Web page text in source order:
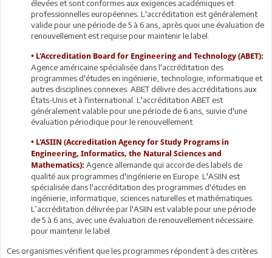
élevées et sont conformes aux exigences académiques et
professionnelles européennes. L'accréditation est généralement
valide pour une période de 5 à 6 ans, après quoi une évaluation de
renouvellement est requise pour maintenir le label.
• L'Accreditation Board for Engineering and Technology (ABET):
Agence américaine spécialisée dans l'accréditation des
programmes d'études en ingénierie, technologie, informatique et
autres disciplines connexes. ABET délivre des accréditations aux
États-Unis et à l'international. L'accréditation ABET est
généralement valable pour une période de 6 ans, suivie d'une
évaluation périodique pour le renouvellement.
• L'ASIIN (Accreditation Agency for Study Programs in
Engineering, Informatics, the Natural Sciences and
Mathematics): Agence allemande qui accorde des labels de
qualité aux programmes d'ingénierie en Europe. L'ASIIN est
spécialisée dans l'accréditation des programmes d'études en
ingénierie, informatique, sciences naturelles et mathématiques.
L’accréditation délivrée par l'ASIIN est valable pour une période
de 5 à 6 ans, avec une évaluation de renouvellement nécessaire
pour maintenir le label.
Ces organismes vérifient que les programmes répondent à des critères